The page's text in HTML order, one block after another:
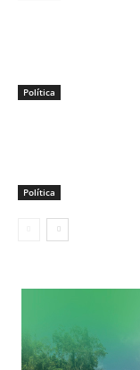
Política
Política